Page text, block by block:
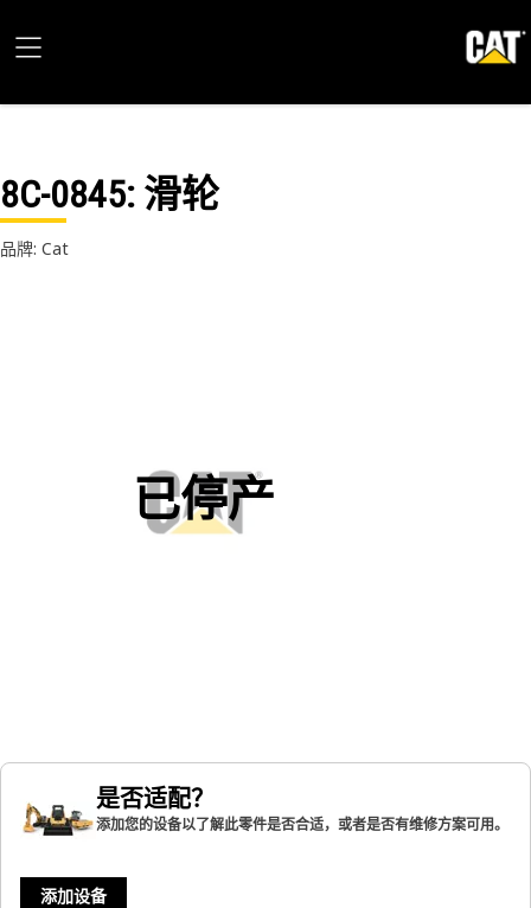
8C-0845: 滑轮
品牌: Cat
已停产
是否适配？
添加您的设备以了解此零件是否合适，或者是否有维修方案可用。
添加设备